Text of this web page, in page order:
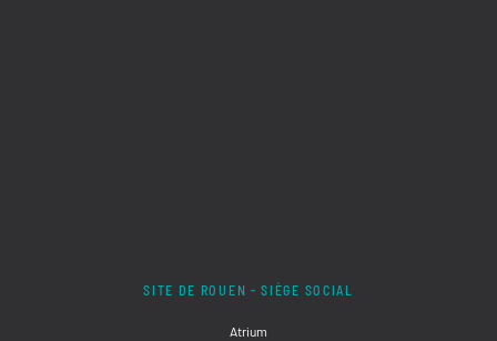
SITE DE ROUEN - SIÈGE SOCIAL
Atrium